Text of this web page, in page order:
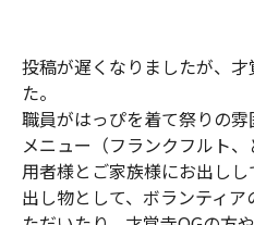
投稿が遅くなりましたが、
た。
職員がはっぴを着て祭りの
メニュー（フランクフルト
用者様とご家族様にお出しし
出し物として、ボランティ